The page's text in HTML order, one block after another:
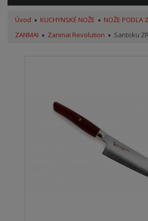
Úvod KUCHYNSKÉ NOŽE NOŽE PODĽA
ZANMAI
Zanmai Revolution Santoku